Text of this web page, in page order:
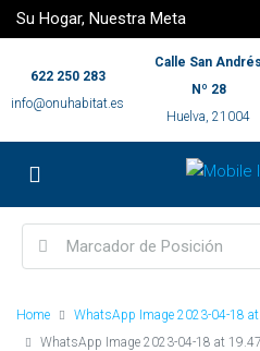
Su Hogar, Nuestra Meta
622 250 283
info@onuhabitat.es
Calle San Andrés
Nº 28
Huelva, 21004
Home
WhatsApp Image 2023-04-18
WhatsApp Image 2023-04-18 at